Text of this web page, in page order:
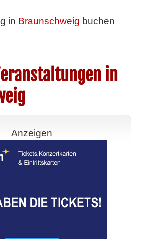
in Braunschweig buchen
in
Anzeigen